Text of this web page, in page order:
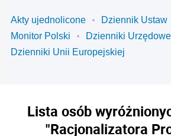
Akty ujednolicone
Dziennik Ustaw
Monitor Polski
Dzienniki Urzędowe
Dzienniki Unii Europejskiej
Lista osób
"Racjonalizatora